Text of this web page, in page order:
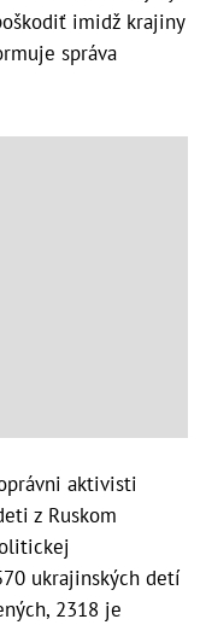
imidž krajiny
správa
aktivisti
z Ruskom
ukrajinských detí
2318 je